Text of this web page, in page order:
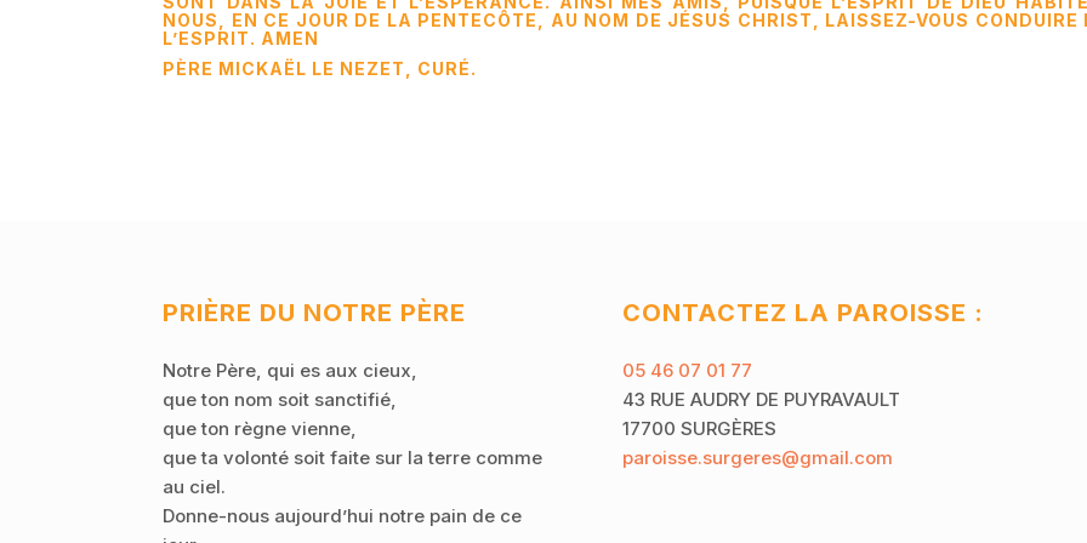
NOUS, EN CE JOUR DE LA PENTECÔTE, AU NOM DE JÉSUS CHRIST, LAISSEZ-VOUS CONDUIRE
L’ESPRIT. AMEN
PÈRE MICKAËL LE NEZET, CURÉ.
PRIÈRE DU NOTRE PÈRE
Notre Père, qui es aux cieux,
que ton nom soit sanctifié,
que ton règne vienne,
que ta volonté soit faite sur la terre comme
au ciel.
Donne-nous aujourd’hui notre pain de ce
CONTACTEZ LA PAROISSE :
05 46 07 01 77
43 RUE AUDRY DE PUYRAVAULT
17700 SURGÈRES
paroisse.surgeres@gmail.com